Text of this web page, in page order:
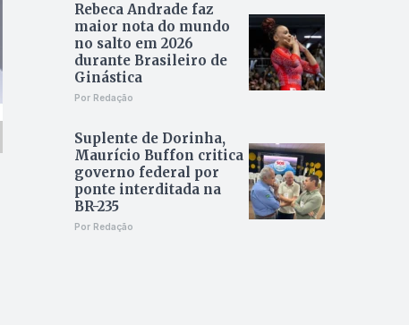
Rebeca Andrade faz
maior nota do mundo
no salto em 2026
durante Brasileiro de
Ginástica
Por Redação
Suplente de Dorinha,
Maurício Buffon critica
governo federal por
ponte interditada na
BR-235
Por Redação